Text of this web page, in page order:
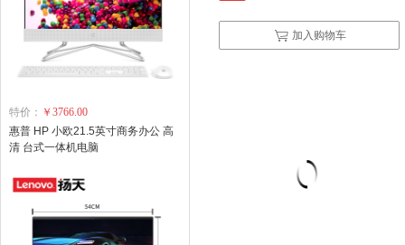
加入购物车
特价： ￥3766.00
惠普 HP 小欧21.5英寸商务办公 高
清 台式一体机电脑